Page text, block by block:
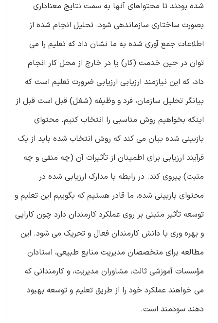
شده بودند تا محتواهای آنها به سمت نتایج معناداری
بصورت ساختاری سازماندهی شود. تحلیل انجام شده از
اطلاعات جمع آوری شده به ما نشان داد که تعلیم را می
توان در حین خدمت (کار) یا در خارج از محل کار انجام
داد، که این نیازمند ارزیابی ارزیابی ضرورت تعلیم است که
بیانگر تحلیل سازمان، فرد و وظیفه (شغل) قبل است قبل از
اینکه بخواهیم روش مناسبی را انتخاب کنیم. محتوای
بازبینی شده بیان می کند که روش انتخاب شده باید از یک
فرآیند ارزیابی برای اطمینان از تأثیرات آن (چه منفی و چه
مثبت) پیروی کند. در رابطه با مدارک ارزیابی شده در
محتوای بازبینی شده، ما قادر هستیم که بگوییم این تعلیم و
توسعه تأثیر مثبتی بر روی عملکرد کارمندان دارد چون کارایی
و بهره وری با دانش کارمندان فعال و تحریک می شود. این
مطالعه برای متخصصان مدیریت منابع طبیعی، استادان
مؤسسات آموزشی ثالث، مشاوران مدیریت، و کارمندانی که
می خواهند عملکرد خود را از طریق تعلیم و توسعه بهبود
دهند سودمند است.